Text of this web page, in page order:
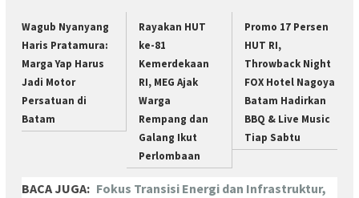
Wagub Nyanyang
Haris Pratamura:
Marga Yap Harus
Jadi Motor
Persatuan di
Batam
Rayakan HUT
ke-81
Kemerdekaan
RI, MEG Ajak
Warga
Rempang dan
Galang Ikut
Perlombaan
Promo 17 Persen
HUT RI,
Throwback Night
FOX Hotel Nagoya
Batam Hadirkan
BBQ & Live Music
Tiap Sabtu
BACA JUGA: Fokus Transisi Energi dan Infrastruktur,